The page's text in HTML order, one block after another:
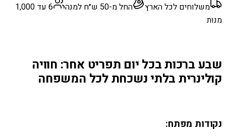
משלוחים לכל הארץ
החל מ-50 ש״ח למנה
6 עד 1,000
מנות
שבע ברכות בכל יום תפריט אחר: חוויה
קולינרית בלתי נשכחת לכל המשפחה
נקודות מפתח: